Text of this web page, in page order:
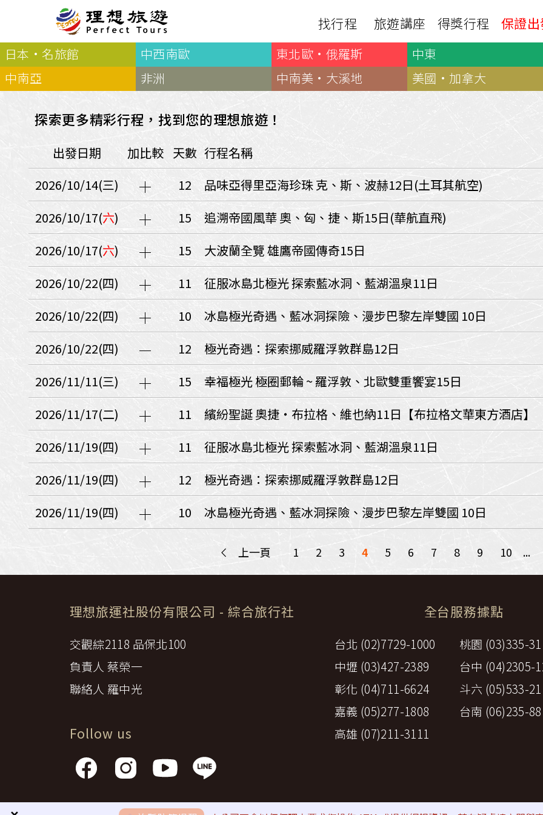
找行程
北歐
羅浮敦群島
芬蘭
瑞典 丹麥
冰島
法羅群島
格陵蘭島
東歐
１６湖國家公園
巴爾幹半島
波蘭‧波羅的海
保加利亞‧羅馬尼亞
捷克
波蘭
匈牙利
斯洛維尼亞
波士尼亞赫塞哥維納
俄羅斯聯邦
西南歐
荷蘭國王節
英愛軍樂節
賽普勒斯‧馬爾他
天空之城‧愛琴海三島
瑞士觀景火車名峰健行
義大利
西西里島
西班牙
葡萄牙
德國
奧地利
荷蘭
法國 瑞士
英國
愛爾蘭
經典日本
奧入瀨溪
南紀熊野古道
廣島‧四國
北陸
日本名旅館
🍁北海道
🍁新潟‧谷川
🍁四國山陽
🍁伊豆‧演歌天后演唱會
❄️札幌雪祭
🧧山口縣
日本頂級飛鳥-花火節
日本環航
中國
北疆 青藏鐵路
韓國
首爾‧華城
楓紅雪嶽南怡島
東南亞
泰國MiniTour 富國島
非洲
中非９國
西非１８國
馬達加斯加
模里西斯
肯亞
納米比亞
利比亞
摩洛哥
埃及
突尼西亞
中亞５國
印度
不丹‧大吉嶺‧喀什米
中東
土耳其
沙烏地阿拉伯
阿曼
科威特
巴林
澳洲
紐西蘭
旅遊講座 得獎行程 保證
服務Plus+
會員專區
優惠券回饋
量身訂做
訂單查詢付款
聯絡我們
觀光局Taiwan
表單下載
旅客服務確認單
傳真刷卡單
郵輪國外旅遊定型化契約
國內旅遊定型化契約
出國資訊
護照申辦
各國電壓
駐台觀光單位
日本·名旅館 中西南歐 東北歐·俄羅斯
中東
中南亞
非洲 中南美·大溪地 美國·加拿大
探索更多精彩行程，找到您的理想旅遊！
出發日期 加比較 天數 行程名稱
2026/10/14(三)
12
品味亞得里亞海珍珠 克、斯、波赫12日(土耳其航空)
2026/10/17(六) 15
追溯帝國風華 奧、匈、捷、斯15日(華航直飛)
2026/10/17(六) 15
大波蘭全覽 雄鷹帝國傳奇15日
2026/10/22(四)
11
征服冰島北極光 探索藍冰洞、藍湖溫泉11日
2026/10/22(四)
10
冰島極光奇遇、藍冰洞探險、漫步巴黎左岸雙國 10日
2026/10/22(四)
12
極光奇遇：探索挪威羅浮敦群島12日
2026/11/11(三)
15
幸福極光 極圈郵輪 ~ 羅浮敦、北歐雙重饗宴15日
2026/11/17(二)
11
繽紛聖誕 奧捷‧布拉格、維也納11日【布拉格文華東方酒店】
2026/11/19(四)
11
征服冰島北極光 探索藍冰洞、藍湖溫泉11日
2026/11/19(四)
12
極光奇遇：探索挪威羅浮敦群島12日
2026/11/19(四)
10 冰島極光奇遇、藍冰洞探險、漫步巴黎左岸雙國 10日
< 上一頁 1 2 3 4 5 6 7 8 9 10 ...
理想旅運社股份有限公司 - 綜合旅行社
交觀綜2118 品保北100
負責人 蔡榮一
聯絡人 羅中光
Follow us
全台服務據點
台北 (02)7729-1000
桃園 (03)335-
中壢 (03)427-2389
台中 (04)2305-
彰化 (04)711-6624
斗六 (05)533-
嘉義 (05)277-1808
台南 (06)235-
高雄 (07)211-3111